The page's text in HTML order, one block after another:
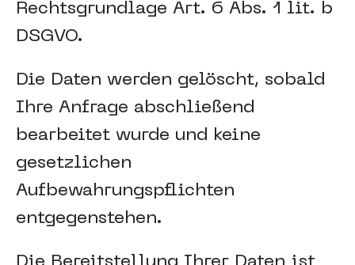
Rechtsgrundlage Art. 6 Abs. 1 lit. b
DSGVO.
Die Daten werden gelöscht, sobald
Ihre Anfrage abschließend
bearbeitet wurde und keine
gesetzlichen
Aufbewahrungspflichten
entgegenstehen.